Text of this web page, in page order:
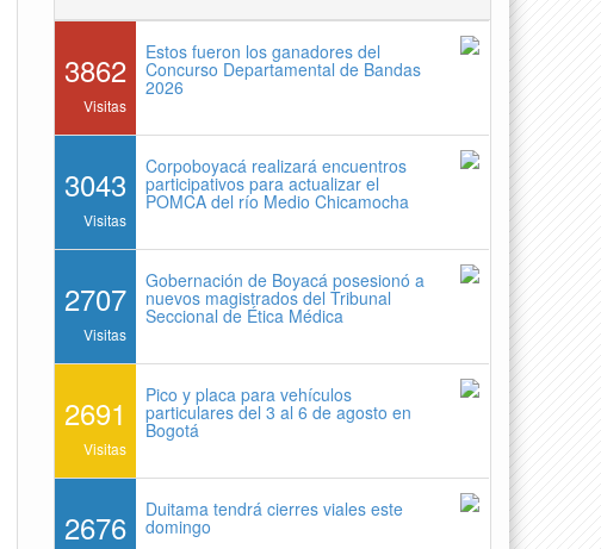
3862
Visitas
Estos fueron los ganadores del
Concurso Departamental de Bandas
2026
3043
Visitas
Corpoboyacá realizará encuentros
participativos para actualizar el
POMCA del río Medio Chicamocha
2707
Visitas
Gobernación de Boyacá posesionó a
nuevos magistrados del Tribunal
Seccional de Ética Médica
2691
Visitas
Pico y placa para vehículos
particulares del 3 al 6 de agosto en
Bogotá
2676 Duitama tendrá cierres viales este
domingo